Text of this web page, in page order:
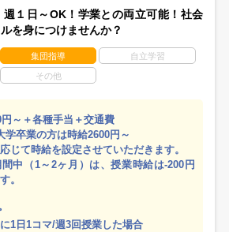
週１日～OK！学業との両立可能！社会
を身につけませんか？
集団指導 自立学習
その他
円～＋各種手当＋交通費
卒業の方は時給2600円～
じて時給を設定させていただきます。
中（1～2ヶ月）は、授業時給は-200円
。
1日1コマ/週3回授業した場合